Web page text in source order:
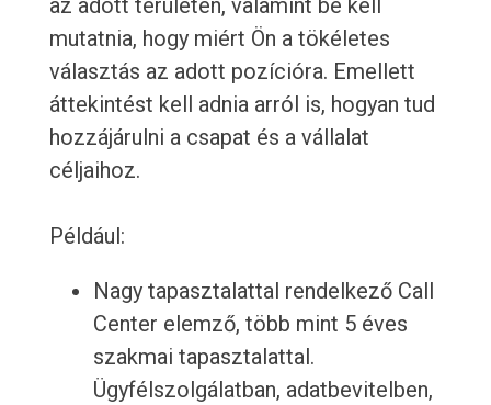
az adott területen, valamint be kell
mutatnia, hogy miért Ön a tökéletes
választás az adott pozícióra. Emellett
áttekintést kell adnia arról is, hogyan tud
hozzájárulni a csapat és a vállalat
céljaihoz.
Például:
Nagy tapasztalattal rendelkező Call
Center elemző, több mint 5 éves
szakmai tapasztalattal.
Ügyfélszolgálatban, adatbevitelben,